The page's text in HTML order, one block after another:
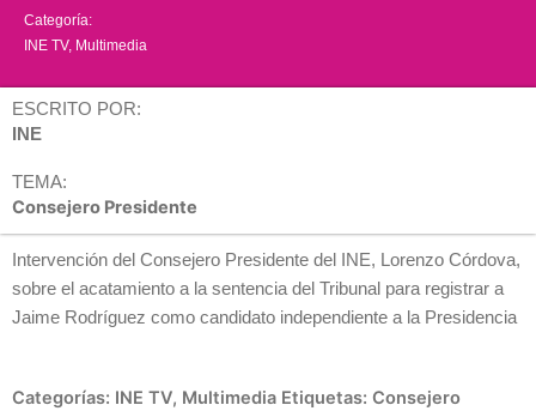
Categoría:
INE TV, Multimedia
ESCRITO POR:
INE
TEMA:
Consejero Presidente
Intervención del Consejero Presidente del INE, Lorenzo Córdova,
sobre el acatamiento a la sentencia del Tribunal para registrar a
Jaime Rodríguez como candidato independiente a la Presidencia
Categorías: INE TV, Multimedia Etiquetas: Consejero